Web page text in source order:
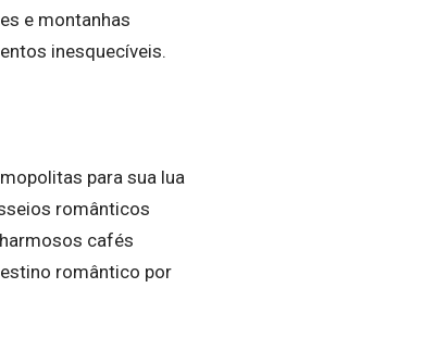
e montanhas
inesquecíveis.
para sua lua
românticos
cafés
romântico por